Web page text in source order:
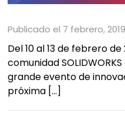
Publicado el 7 febrero, 2019
Del 10 al 13 de febrero
comunidad
grande evento de
próxima […]